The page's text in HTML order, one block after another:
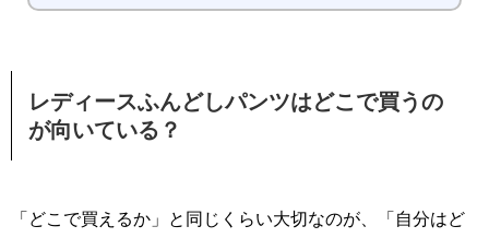
レディースふんどしパンツはどこで買うの
が向いている？
「どこで買えるか」と同じくらい大切なのが、「自分はど